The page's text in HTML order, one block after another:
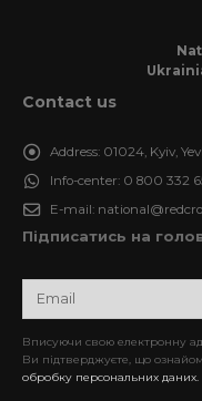
Contact us
Address: 01024, Kyiv,
Info-center: 0 800 332
E-mail:
Підписатись на
Вписуючи свою електронну
Ви підтверджуєте, що
обробку персональних даних.